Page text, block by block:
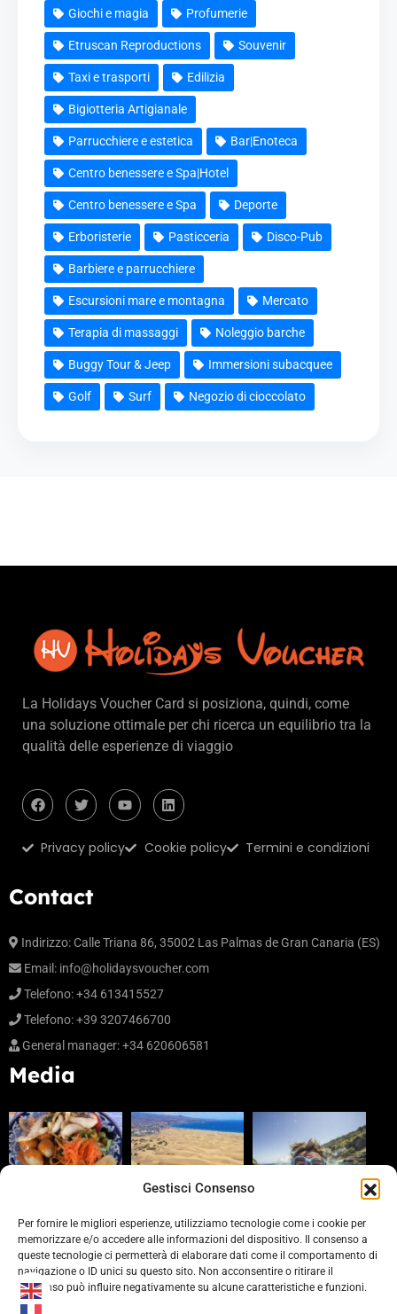
Gestisci Consenso
Per fornire le migliori esperienze, utilizziamo tecnologie come i cookie per
memorizzare e/o accedere alle informazioni del dispositivo. Il consenso a
queste tecnologie ci permetterà di elaborare dati come il comportamento di
navigazione o ID unici su questo sito. Non acconsentire o ritirare il
consenso può influire negativamente su alcune caratteristiche e funzioni.
Giochi e magia Profumerie
Etruscan Reproductions Souvenir
Taxi e trasporti Edilizia
Bigiotteria Artigianale
Parrucchiere e estetica Bar|Enoteca
Centro benessere e Spa|Hotel
Centro benessere e Spa Deporte
Erboristerie Pasticceria Disco-Pub
Barbiere e parrucchiere
Escursioni mare e montagna Mercato
Terapia di massaggi Noleggio barche
Buggy Tour & Jeep Immersioni subacquee
Golf Surf Negozio di cioccolato
La Holidays Voucher Card si posiziona, quindi, come
una soluzione ottimale per chi ricerca un equilibrio tra la
qualità delle esperienze di viaggio
Privacy policy Cookie policy Termini e condizioni
Contact
Indirizzo: Calle Triana 86, 35002 Las Palmas de Gran Canaria (ES)
Email: info@holidaysvoucher.com
Telefono: +34 613415527
Telefono: +39 3207466700
General manager: +34 620606581
Media
Partners
https://www.laprovinciacv.it/